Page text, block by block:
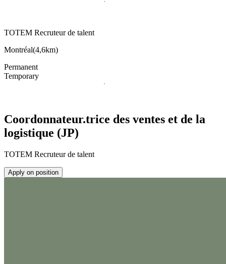
TOTEM Recruteur de talent
Montréal(4,6km)
Permanent
Temporary
Coordonnateur.trice des ventes et de la
logistique (JP)
TOTEM Recruteur de talent
Apply on position